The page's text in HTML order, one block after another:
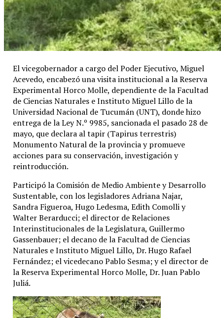
El vicegobernador a cargo del Poder Ejecutivo, Miguel
Acevedo, encabezó una visita institucional a la Reserva
Experimental Horco Molle, dependiente de la Facultad
de Ciencias Naturales e Instituto Miguel Lillo de la
Universidad Nacional de Tucumán (UNT), donde hizo
entrega de la Ley N.º 9985, sancionada el pasado 28 de
mayo, que declara al tapir (Tapirus terrestris)
Monumento Natural de la provincia y promueve
acciones para su conservación, investigación y
reintroducción.
Participó la Comisión de Medio Ambiente y Desarrollo
Sustentable, con los legisladores Adriana Najar,
Sandra Figueroa, Hugo Ledesma, Edith Comolli y
Walter Berarducci; el director de Relaciones
Interinstitucionales de la Legislatura, Guillermo
Gassenbauer; el decano de la Facultad de Ciencias
Naturales e Instituto Miguel Lillo, Dr. Hugo Rafael
Fernández; el vicedecano Pablo Sesma; y el director de
la Reserva Experimental Horco Molle, Dr. Juan Pablo
Juliá.